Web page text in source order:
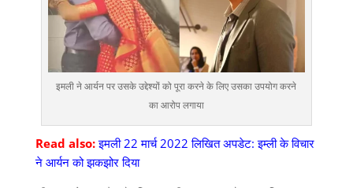
इमली ने आर्यन पर उसके उद्देश्यों को पूरा करने के लिए उसका उपयोग करने
का आरोप लगाया
Read also: इमली 22 मार्च 2022 लिखित अपडेट: इम्ली के विचार
ने आर्यन को झकझोर दिया